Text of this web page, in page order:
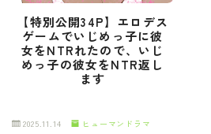
【特別公開34P】エロデス
ゲームでいじめっ子に彼
女をNTRれたので、いじ
めっ子の彼女をNTR返し
ます
2025.11.14 ヒューマンドラマ